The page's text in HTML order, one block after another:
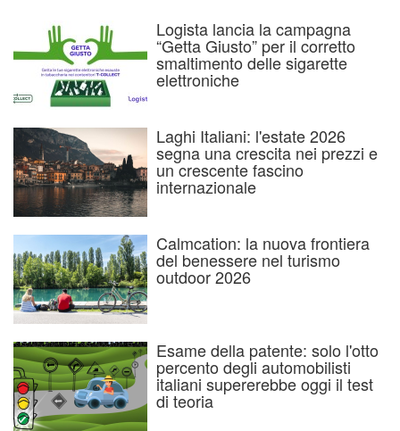
Logista lancia la campagna
“Getta Giusto” per il corretto
smaltimento delle sigarette
elettroniche
Laghi Italiani: l'estate 2026
segna una crescita nei prezzi e
un crescente fascino
internazionale
Calmcation: la nuova frontiera
del benessere nel turismo
outdoor 2026
Esame della patente: solo l'otto
percento degli automobilisti
italiani supererebbe oggi il test
di teoria